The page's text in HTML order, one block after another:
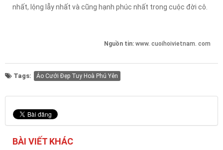
nhất, lộng lẫy nhất và cũng hạnh phúc nhất trong cuộc đời cô.
Nguồn tin: www. cuoihoivietnam. com
Tags: Áo Cưới Đẹp Tuy Hoà Phú Yên
BÀI VIẾT KHÁC